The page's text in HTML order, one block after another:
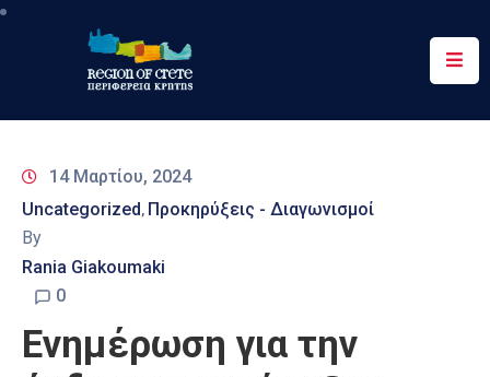
Περιφέρεια
&
Δράσεις
Ψηφιακές
Επικοινωνία
14 Μαρτίου, 2024
Uncategorized‚ Προκηρύξεις - Διαγωνισμοί
By
Rania Giakoumaki
0
Ενημέρωση για την